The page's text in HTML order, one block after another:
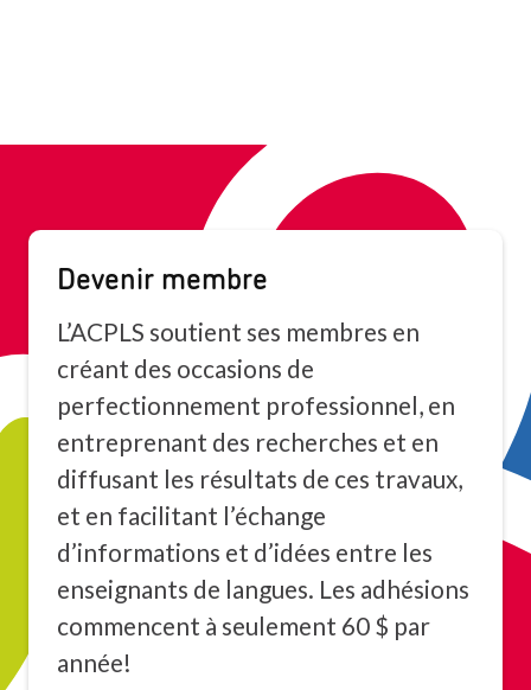
Devenir membre
L’ACPLS soutient ses membres en
créant des occasions de
perfectionnement professionnel, en
entreprenant des recherches et en
diffusant les résultats de ces travaux,
et en facilitant l’échange
d’informations et d’idées entre les
enseignants de langues. Les adhésions
commencent à seulement 60 $ par
année!